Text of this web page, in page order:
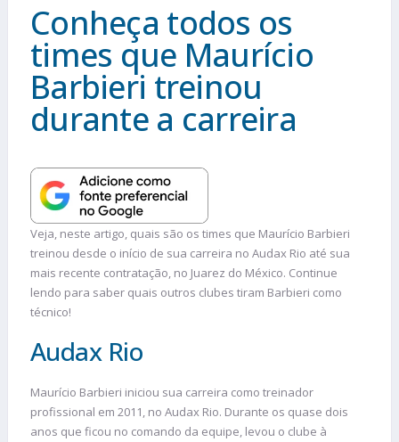
Conheça todos os
times que Maurício
Barbieri treinou
durante a carreira
Veja, neste artigo, quais são os times que Maurício Barbieri
treinou desde o início de sua carreira no Audax Rio até sua
mais recente contratação, no Juarez do México. Continue
lendo para saber quais outros clubes tiram Barbieri como
técnico!
Audax Rio
Maurício Barbieri iniciou sua carreira como treinador
profissional em 2011, no Audax Rio. Durante os quase dois
anos que ficou no comando da equipe, levou o clube à